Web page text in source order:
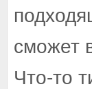
сможет
Что-то